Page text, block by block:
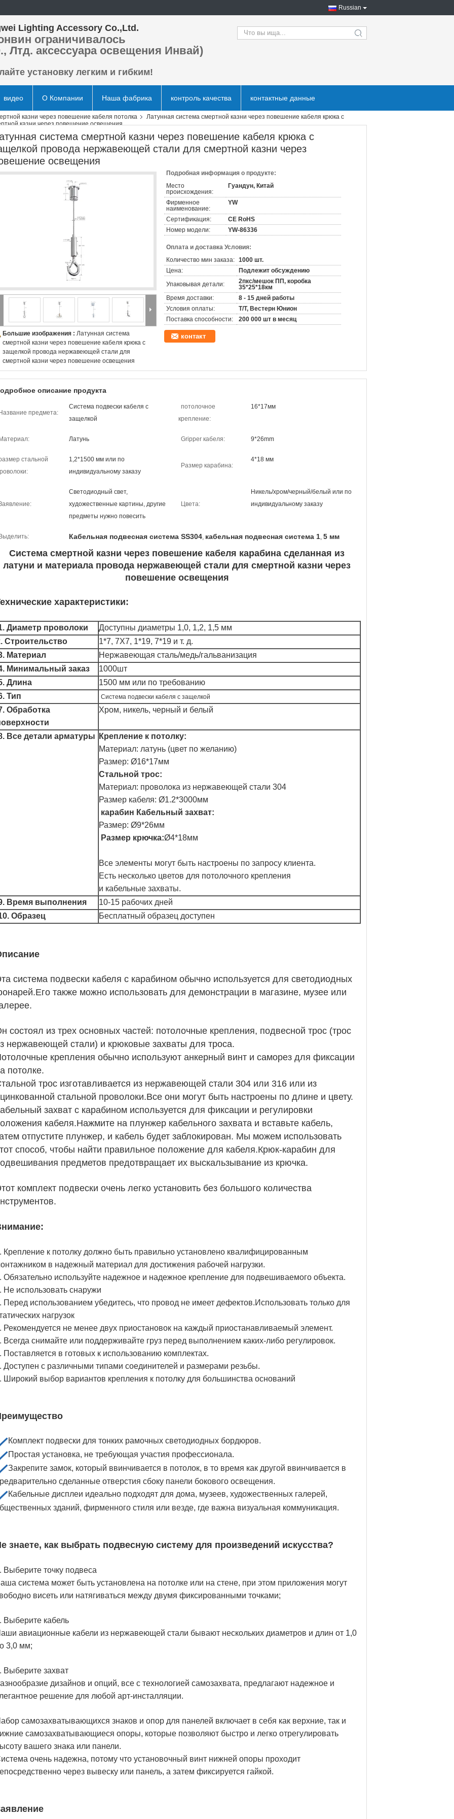
Russian
Lighting Accessory Co.,Ltd.
ограничивалось
Лтд. аксессуара освещения Инвай)
установку легким и гибким!
search
видео О Компании Наша фабрика контроль качества контактные данные
казни через повешение кабеля потолка
Латунная система смертной казни через повешение кабеля крюка с
казни через повешение освещения
система смертной казни через повешение кабеля крюка с
провода нержавеющей стали для смертной казни через
освещения
Большие изображения : Латунная система
смертной казни через повешение кабеля крюка с
защелкой провода нержавеющей стали для
смертной казни через повешение освещения
Подробная информация о продукте:
Место
происхождения:
Гуандун, Китай
Фирменное
наименование:
YW
Сертификация:
CE RoHS
Номер модели:
YW-86336
Оплата и доставка Условия:
Количество мин заказа: 1000 шт.
Цена:
Подлежит обсуждению
Упаковывая детали:
2пкс/мешок ПП, коробка
35*25*18км
Время доставки:
8 - 15 дней работы
Условия оплаты:
Т/Т, Вестерн Юнион
Поставка способности:
200 000 шт в месяц
контакт
описание продукта
Название предмета:
Система подвески кабеля с
защелкой
потолочное
крепление:
16*17мм
Материал: Латунь Gripper кабеля: 9*26mm
стальной
1,2*1500 мм или по
индивидуальному заказу
Размер карабина:
4*18 мм
Светодиодный свет,
художественные картины, другие
предметы нужно повесить
Цвета:
Никель/хром/черный/белый или по
индивидуальному заказу
Выделить: Кабельная подвесная система SS304, кабельная подвесная система 1, 5 мм
Система смертной казни через повешение кабеля карабина сделанная из
латуни и материала провода нержавеющей стали для смертной казни через
повешение освещения
характеристики:
Диаметр проволоки
Доступны диаметры 1,0, 1,2, 1,5 мм
Строительство
1*7, 7X7, 1*19, 7*19 и т. д.
Материал
Нержавеющая сталь/медь/гальванизация
Минимальный заказ
1000шт
Длина
1500 мм или по требованию
Тип
Система подвески кабеля с защелкой
Обработка
Хром, никель, черный и белый
Все детали арматуры
Крепление к потолку:
Материал: латунь (цвет по желанию)
Размер: Ø16*17мм
Стальной трос:
Материал: проволока из нержавеющей стали 304
Размер кабеля: Ø1.2*3000мм
карабин Кабельный захват:
Размер: Ø9*26мм
Размер крючка:Ø4*18мм
Все элементы могут быть настроены по запросу клиента.
Есть несколько цветов для потолочного крепления
и кабельные захваты.
Время выполнения
10-15 рабочих дней
Образец
Бесплатный образец доступен
система подвески кабеля с карабином обычно используется для светодиодных
также можно использовать для демонстрации в магазине, музее или
состоял из трех основных частей: потолочные крепления, подвесной трос (трос
нержавеющей стали) и крюковые захваты для троса.
крепления обычно используют анкерный винт и саморез для фиксации
потолке.
трос изготавливается из нержавеющей стали 304 или 316 или из
стальной проволоки.Все они могут быть настроены по длине и цвету.
захват с карабином используется для фиксации и регулировки
кабеля.Нажмите на плунжер кабельного захвата и вставьте кабель,
отпустите плунжер, и кабель будет заблокирован. Мы можем использовать
способ, чтобы найти правильное положение для кабеля.Крюк-карабин для
предметов предотвращает их выскальзывание из крючка.
комплект подвески очень легко установить без большого количества
Крепление к потолку должно быть правильно установлено квалифицированным
в надежный материал для достижения рабочей нагрузки.
Обязательно используйте надежное и надежное крепление для подвешиваемого объекта.
Не использовать снаружи
Перед использованием убедитесь, что провод не имеет дефектов.Использовать только для
нагрузок
Рекомендуется не менее двух приостановок на каждый приостанавливаемый элемент.
Всегда снимайте или поддерживайте груз перед выполнением каких-либо регулировок.
Поставляется в готовых к использованию комплектах.
Доступен с различными типами соединителей и размерами резьбы.
Широкий выбор вариантов крепления к потолку для большинства оснований
Комплект подвески для тонких рамочных светодиодных бордюров.
Простая установка, не требующая участия профессионала.
Закрепите замок, который ввинчивается в потолок, в то время как другой ввинчивается в
сделанные отверстия сбоку панели бокового освещения.
Кабельные дисплеи идеально подходят для дома, музеев, художественных галерей,
зданий, фирменного стиля или везде, где важна визуальная коммуникация.
знаете, как выбрать подвесную систему для произведений искусства?
Выберите точку подвеса
система может быть установлена ​​на потолке или на стене, при этом приложения могут
висеть или натягиваться между двумя фиксированными точками;
Выберите кабель
авиационные кабели из нержавеющей стали бывают нескольких диаметров и длин от 1,0
3,0 мм;
Выберите захват
дизайнов и опций, все с технологией самозахвата, предлагают надежное и
решение для любой арт-инсталляции.
самозахватывающихся знаков и опор для панелей включает в себя как верхние, так и
самозахватывающиеся опоры, которые позволяют быстро и легко отрегулировать
вашего знака или панели.
очень надежна, потому что установочный винт нижней опоры проходит
через вывеску или панель, а затем фиксируется гайкой.